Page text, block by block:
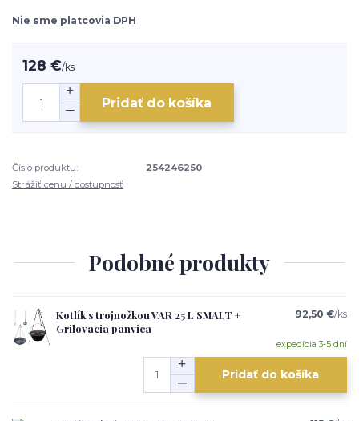
Nie sme platcovia DPH
128 €/ks
Pridať do košíka
Číslo produktu:
254246250
Strážiť cenu / dostupnosť
Podobné produkty
Kotlík s trojnožkou VAR 25 L SMALT +
Grilovacia panvica
92,50 €/ks
expedícia 3-5 dní
Pridať do košíka